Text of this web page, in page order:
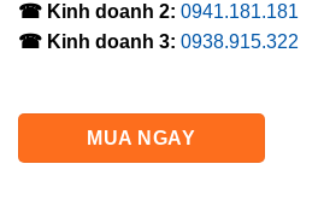
☎ Kinh doanh 2: 0941.181.181
☎ Kinh doanh 3: 0938.915.322
MUA NGAY